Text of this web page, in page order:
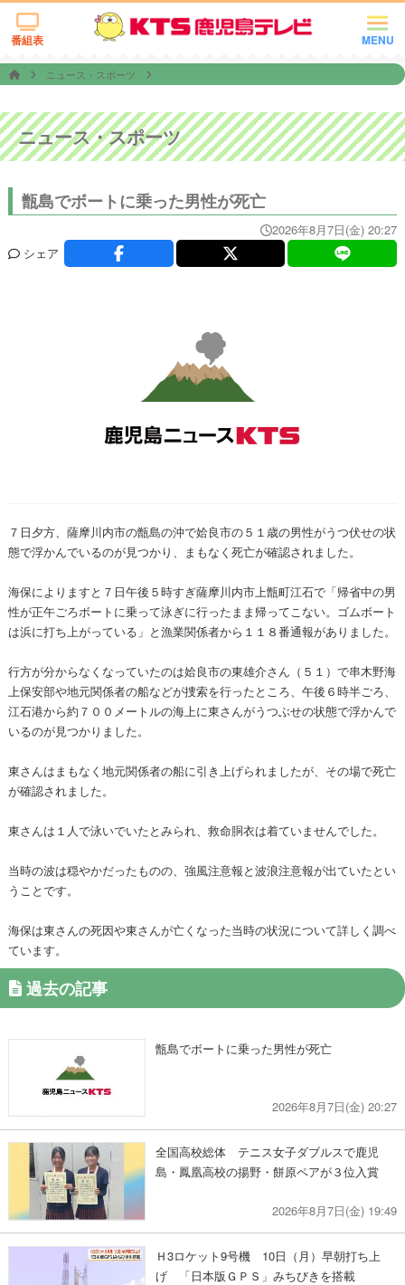
MENU
番組表
ニュース・スポーツ
ニュース・スポーツ
甑島でボートに乗った男性が死亡
2026年8月7日(金) 20:27
シェア
７日夕方、薩摩川内市の甑島の沖で姶良市の５１歳の男性がうつ伏せの状
態で浮かんでいるのが見つかり、まもなく死亡が確認されました。
海保によりますと７日午後５時すぎ薩摩川内市上甑町江石で「帰省中の男
性が正午ごろボートに乗って泳ぎに行ったまま帰ってこない。ゴムボート
は浜に打ち上がっている」と漁業関係者から１１８番通報がありました。
行方が分からなくなっていたのは姶良市の東雄介さん（５１）で串木野海
上保安部や地元関係者の船などが捜索を行ったところ、午後６時半ごろ、
江石港から約７００メートルの海上に東さんがうつぶせの状態で浮かんで
いるのが見つかりました。
東さんはまもなく地元関係者の船に引き上げられましたが、その場で死亡
が確認されました。
東さんは１人で泳いでいたとみられ、救命胴衣は着ていませんでした。
当時の波は穏やかだったものの、強風注意報と波浪注意報が出ていたとい
うことです。
海保は東さんの死因や東さんが亡くなった当時の状況について詳しく調べ
ています。
過去の記事
甑島でボートに乗った男性が死亡
2026年8月7日(金) 20:27
全国高校総体 テニス女子ダブルスで鹿児
島・鳳凰高校の揚野・餅原ペアが３位入賞
2026年8月7日(金) 19:49
Ｈ3ロケット9号機 10日（月）早朝打ち上
げ 「日本版ＧＰＳ」みちびきを搭載